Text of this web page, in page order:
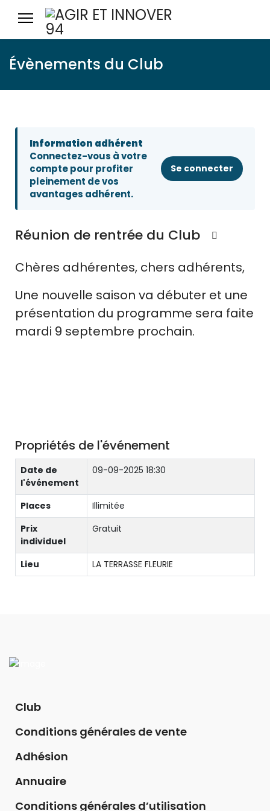
Évènements du Club
Information adhérent
Connectez-vous à votre
compte pour profiter
pleinement de vos
avantages adhérent.
Se connecter
Réunion de rentrée du Club
Chères adhérentes, chers adhérents,
Une nouvelle saison va débuter et une
présentation du programme sera faite
mardi 9 septembre prochain.
Propriétés de l'événement
Date de
l'événement
09-09-2025 18:30
Places
Illimitée
Prix
individuel
Gratuit
Lieu LA TERRASSE FLEURIE
Club
Conditions générales de vente
Adhésion
Annuaire
Conditions générales d’utilisation